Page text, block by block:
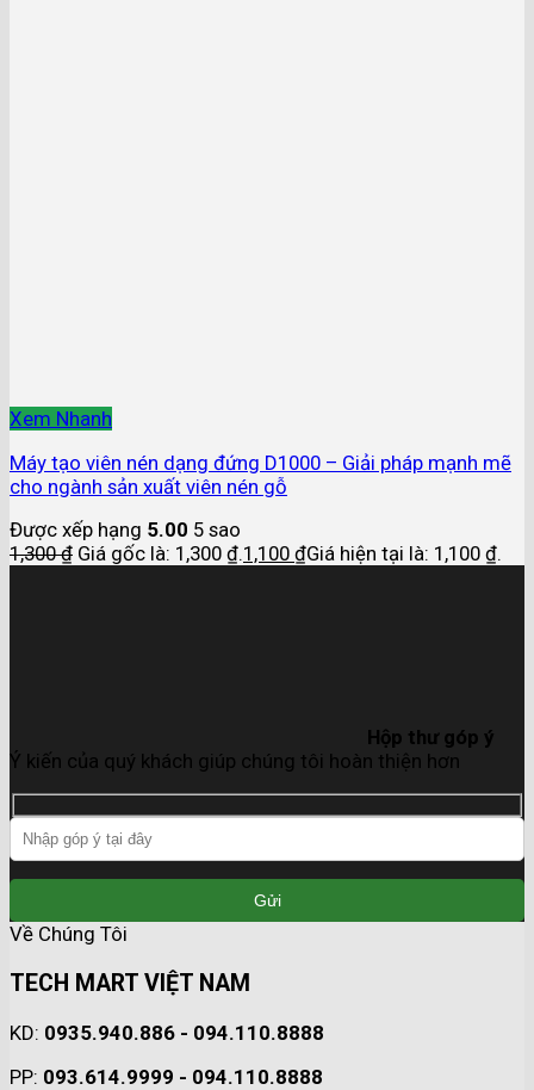
Xem Nhanh
Máy tạo viên nén dạng đứng D1000 – Giải pháp mạnh mẽ
cho ngành sản xuất viên nén gỗ
Được xếp hạng 5.00 5 sao
1,300₫ Giá gốc là: 1,300 ₫.1,100 ₫Giá hiện tại là: 1,100 ₫.
Hộp thư góp ý
Ý kiến của quý khách giúp chúng tôi hoàn thiện hơn
Về Chúng Tôi
TECH MART VIỆT NAM
KD: 0935.940.886 - 094.110.8888
PP: 093.614.9999 - 094.110.8888